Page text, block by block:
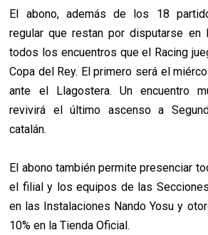
El abono, además de los 18
regular que restan por disputarse en
todos los encuentros que el Racing
Copa del Rey. El primero será el
ante el Llagostera. Un encuentro
revivirá el último ascenso a
catalán.
El abono también permite presenciar
el filial y los equipos de las
en las Instalaciones Nando Yosu y
10% en la Tienda Oficial.